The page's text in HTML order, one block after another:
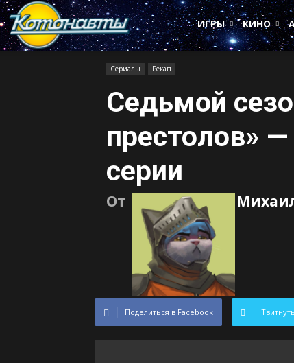
Котонавты
ИГРЫ
КИНО
Сериалы Рекап
Седьмой
престолов»
серии
От
Поделиться в Facebook